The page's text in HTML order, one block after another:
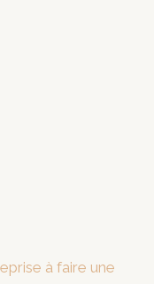
à faire une